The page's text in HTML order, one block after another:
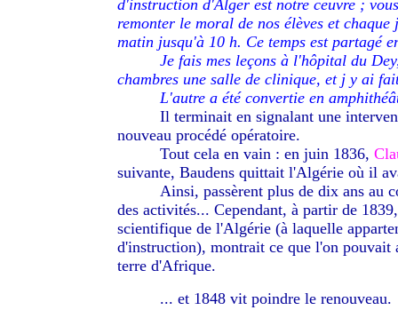
d'instruction d'Alger est notre ceuvre ;
remonter le moral de nos élèves et
matin jusqu'à 10 h. Ce temps est partagé
Je fais mes leçons à l'hôpital du
chambres une salle de clinique, et j y ai
L'autre a été convertie en
Il terminait en signalant une
nouveau procédé opératoire.
Tout cela en vain : en juin 1836,
suivante, Baudens quittait l'Algérie où il
Ainsi, passèrent plus de dix ans au
des activités... Cependant, à partir de
scientifique de l'Algérie (à laquelle
d'instruction), montrait ce que l'on pouvait
terre d'Afrique.
... et 1848 vit poindre le renouveau.